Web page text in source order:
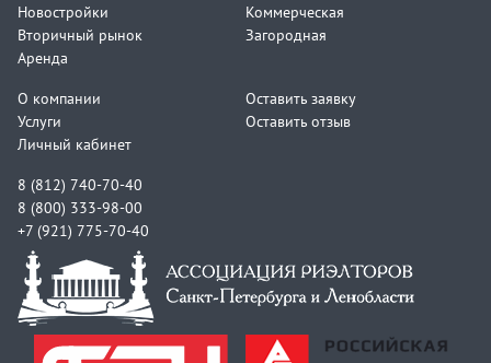
Новостройки
Вторичный рынок
Аренда
Коммерческая
Загородная
О компании
Услуги
Личный кабинет
Оставить заявку
Оставить отзыв
8 (812) 740-70-40
8 (800) 333-98-00
+7 (921) 775-70-40